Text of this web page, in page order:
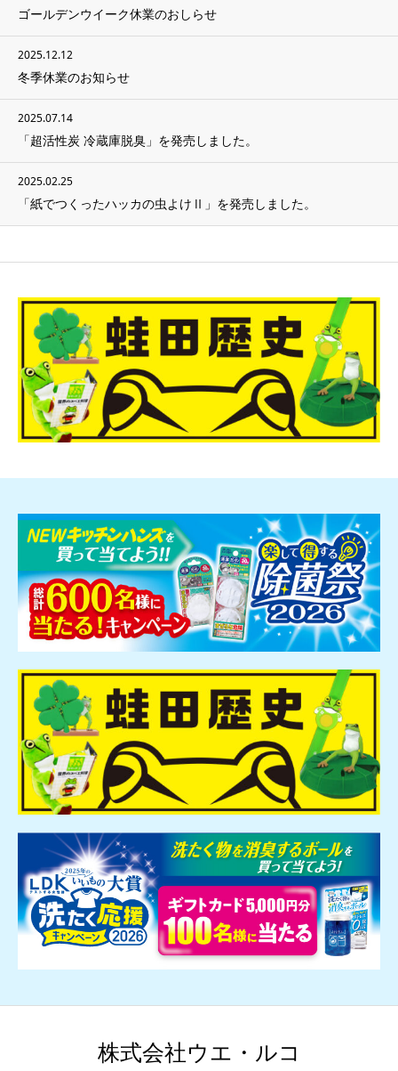
ゴールデンウイーク休業のおしらせ
2025.12.12
冬季休業のお知らせ
2025.07.14
「超活性炭 冷蔵庫脱臭」を発売しました。
2025.02.25
「紙でつくったハッカの虫よけⅡ」を発売しました。
株式会社ウエ・ルコ